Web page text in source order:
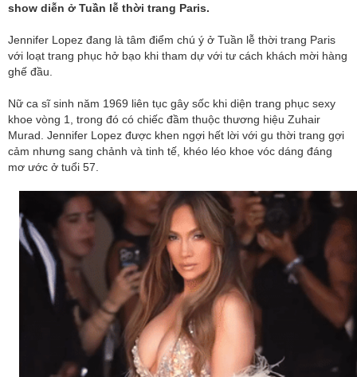
show diễn ở Tuần lễ thời trang Paris.
Jennifer Lopez đang là tâm điểm chú ý ở Tuần lễ thời trang Paris
với loạt trang phục hở bạo khi tham dự với tư cách khách mời hàng
ghế đầu.
Nữ ca sĩ sinh năm 1969 liên tục gây sốc khi diện trang phục sexy
khoe vòng 1, trong đó có chiếc đầm thuộc thương hiệu Zuhair
Murad. Jennifer Lopez được khen ngợi hết lời với gu thời trang gợi
cảm nhưng sang chảnh và tinh tế, khéo léo khoe vóc dáng đáng
mơ ước ở tuổi 57.